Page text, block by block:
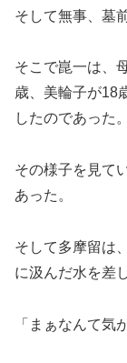
そして無事、墓
そこで崑一は、
歳、美輪子が18
したのであった。
その様子を見て
あった。
そして多摩留は
に汲んだ水を差
「まぁなんて気